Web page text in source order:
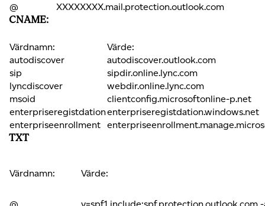
@
XXXXXXXX.mail.protection.outlook.com
CNAME:
Värdnamn:
Värde:
autodiscover
autodiscover.outlook.com
sip
sipdir.online.lync.com
lyncdiscover
webdir.online.lync.com
msoid
clientconfig.microsoftonline-p.net
enterpriseregistdationenterpriseregistdation.windows.net
enterpriseenrollment
TXT
Värdnamn: Värde: